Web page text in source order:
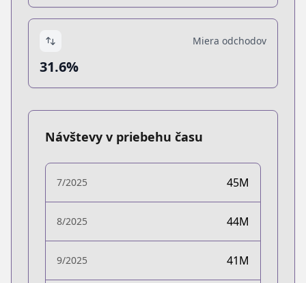
Miera odchodov
31.6%
Návštevy v priebehu času
7/2025 45M
8/2025 44M
9/2025 41M